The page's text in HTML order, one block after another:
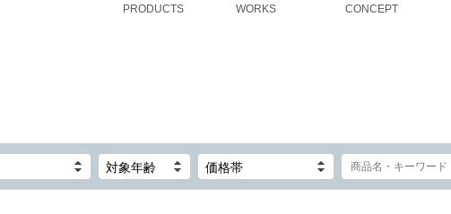
PRODUCTS WORKS CONCEPT
対象年齢 価格帯